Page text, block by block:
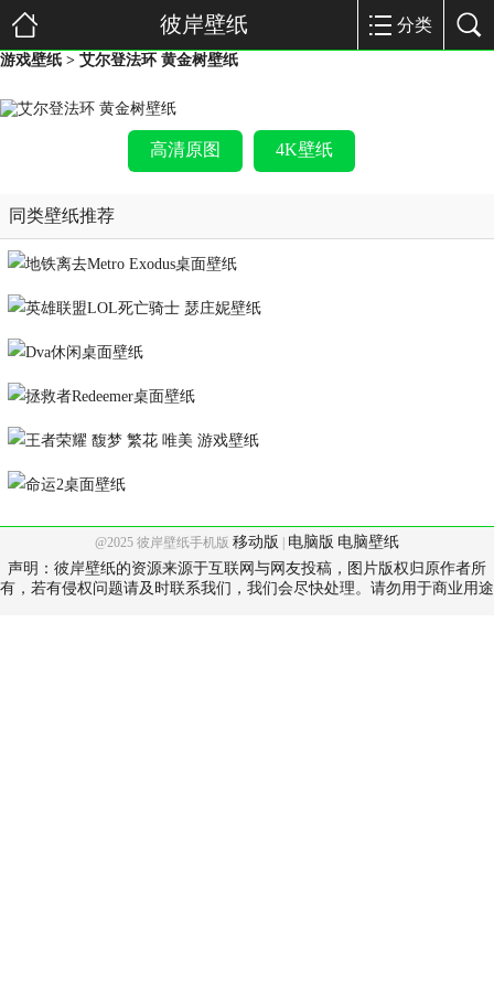
彼岸壁纸 分类
游戏壁纸 > 艾尔登法环 黄金树壁纸
高清原图 4K壁纸
同类壁纸推荐
@2025 彼岸壁纸手机版 移动版 电脑版 电脑壁纸
声明：彼岸壁纸的资源来源于互联网与网友投稿，图片版权归原作者所
有，若有侵权问题请及时联系我们，我们会尽快处理。请勿用于商业用途